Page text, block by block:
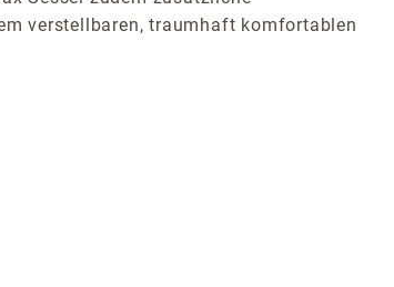
verstellbaren, traumhaft komfortablen